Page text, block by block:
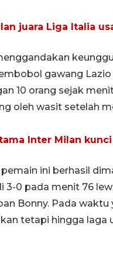
juara Liga Italia
gawang
10 orang sejak
oleh wasit setelah
Inter Milan
ini berhasil
3-0 pada menit 76
Bonny. Pada
tetapi hingga